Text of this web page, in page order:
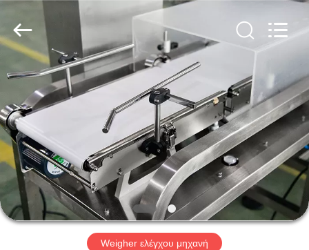
ΑΡΧΙΚΉ
ΣΕΛΊΔΑ
ΠΡΟΪΌΝΤΑ
ΣΧΕΤΙΚΆ
ΜΕ
ΕΜΆΣ
Co.,
Ltd..
All
Rights
Weigher ελέγχου μηχανή